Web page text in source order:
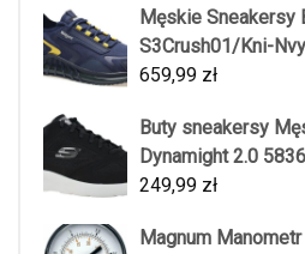
Męskie Sneakersy
S3Crush01/Kni-
659,99 zł
Buty sneakersy
Dynamight 2.0
249,99 zł
Magnum